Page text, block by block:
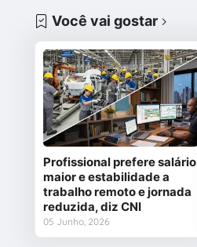
Você vai gostar
Profissional prefere salário
maior e estabilidade a
trabalho remoto e jornada
reduzida, diz CNI
05 Junho, 2026